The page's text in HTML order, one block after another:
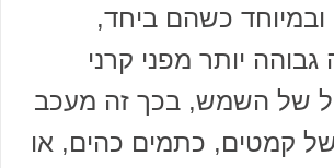
ובמיוחד כשהם ביחד,
יותר מפני קרני
של השמש, בכך זה מעכב
קמטים, כתמים כהים, או